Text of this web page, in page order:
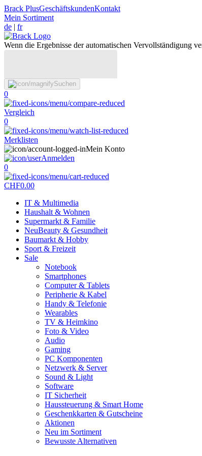
Brack PlusGeschäftskundenKontakt
Mein Sortiment
de | fr
Wenn die Ergebnisse der automatischen Vervollständigung
Suchen
0
Vergleich
0
Merklisten
Mein Konto
Anmelden
0
CHF0.00
IT & Multimedia
Haushalt & Wohnen
Supermarkt & Familie
NeuBeauty & Gesundheit
Baumarkt & Hobby
Sport & Freizeit
Sale
Notebook
Smartphones
Computer & Tablets
Peripherie & Kabel
Handy & Telefonie
Wearables
TV & Heimkino
Foto & Video
Audio
Gaming
PC Komponenten
Netzwerk & Server
Sound & Light
Software
IT Sicherheit
Haussteuerung & Smart Home
Geschenkkarten & Gutscheine
Aktionen
Neu im Sortiment
Bewusste Alternativen